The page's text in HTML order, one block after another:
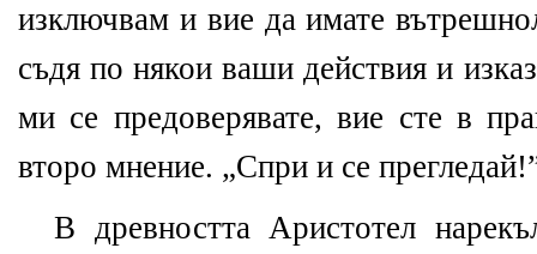
изключвам и вие да имате
съдя по някои ваши действия и
ми се предоверявате, вие сте в
второ мнение. „Спри и се
В древността Аристотел